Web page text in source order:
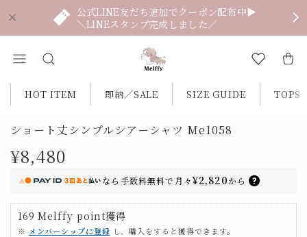
公式LINE友だち追加でクーポン配布中▶
＼LINEスタンプ完成しました／
HOT ITEM 即納／SALE SIZE GUIDE TOPS
ショート丈シンプルシアーシャツ Me1058
¥8,480
なら 手数料無料で 月々¥2,820から
169 Melffy point獲得
※ メンバーシップに登録 し、購入をすると獲得できます。